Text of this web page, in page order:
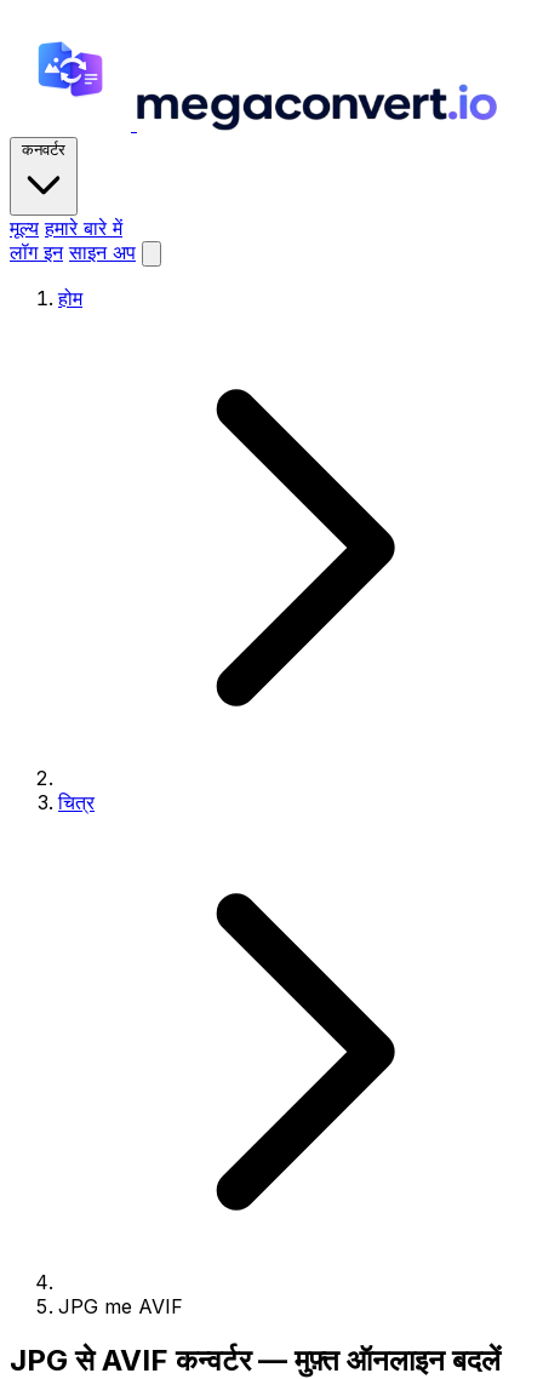
कनवर्टर
मूल्य हमारे बारे में
लॉग इन साइन अप
होम
चित्र
JPG me AVIF
JPG से AVIF कन्वर्टर — मुफ़्त ऑनलाइन बदलें